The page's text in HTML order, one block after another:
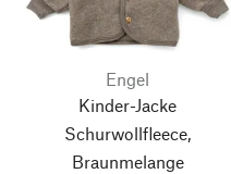
Engel
Kinder-Jacke
Schurwollfleece,
Braunmelange